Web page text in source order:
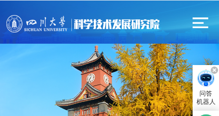
问答
机器人